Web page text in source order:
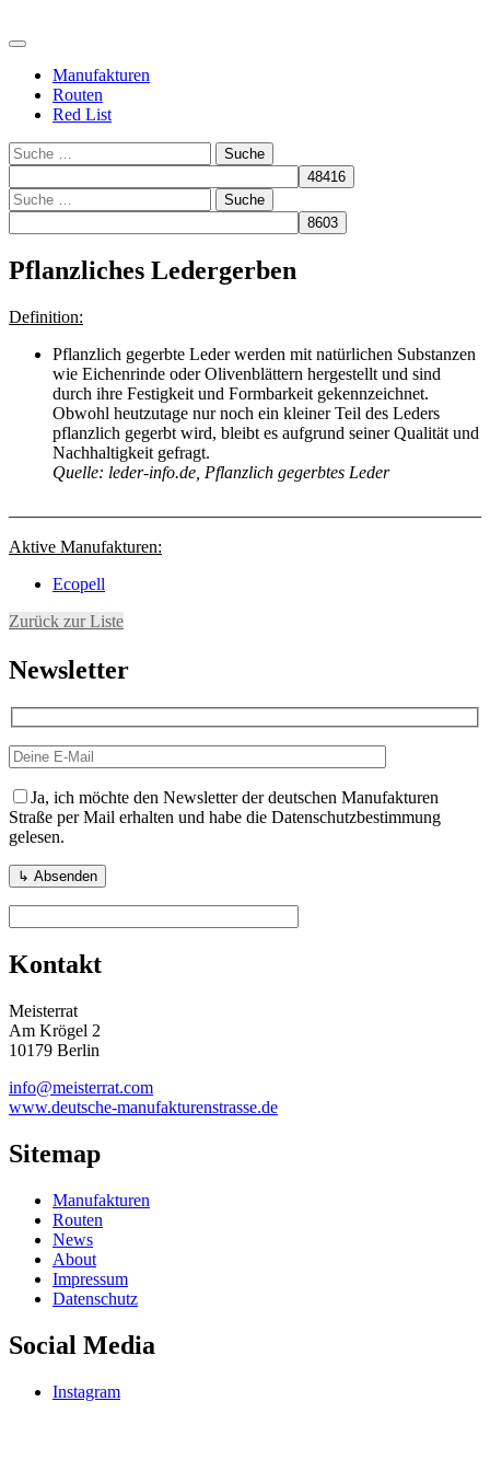
Manufakturen
Routen
Red List
Suche
Suche
Pflanzliches Ledergerben
Definition:
Pflanzlich gegerbte Leder werden mit natürlichen Substanzen
wie Eichenrinde oder Olivenblättern hergestellt und sind
durch ihre Festigkeit und Formbarkeit gekennzeichnet.
Obwohl heutzutage nur noch ein kleiner Teil des Leders
pflanzlich gegerbt wird, bleibt es aufgrund seiner Qualität und
Nachhaltigkeit gefragt.
Quelle: leder-info.de, Pflanzlich gegerbtes Leder
Aktive Manufakturen:
Ecopell
Zurück zur Liste
Newsletter
Ja, ich möchte den Newsletter der deutschen Manufakturen
Straße per Mail erhalten und habe die Datenschutzbestimmung
gelesen.
Kontakt
Meisterrat
Am Krögel 2
10179 Berlin
info@meisterrat.com
www.deutsche-manufakturenstrasse.de
Sitemap
Manufakturen
Routen
News
About
Impressum
Datenschutz
Social Media
Instagram